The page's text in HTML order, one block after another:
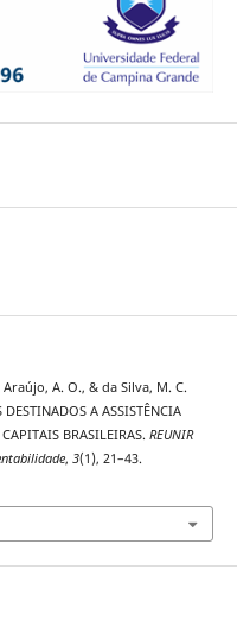
A. O., & da Silva, M. C.
A ASSISTÊNCIA
BRASILEIRAS. REUNIR
, 3(1), 21–43.